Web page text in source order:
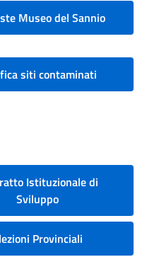
Museo del Sannio
siti contaminati
Istituzionale di
Sviluppo
Provinciali